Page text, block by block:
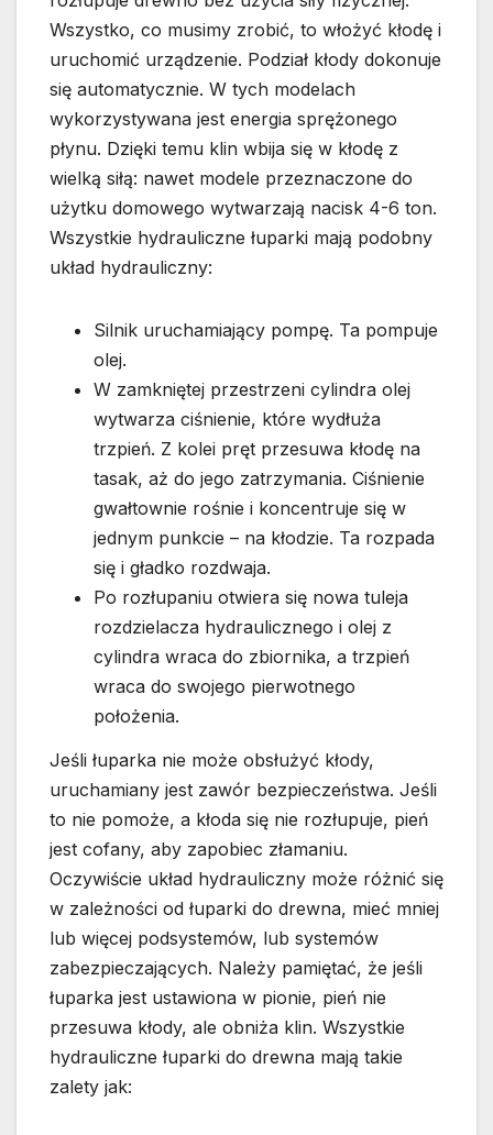
Wszystko, co musimy zrobić, to włożyć kłodę i
uruchomić urządzenie. Podział kłody dokonuje
się automatycznie. W tych modelach
wykorzystywana jest energia sprężonego
płynu. Dzięki temu klin wbija się w kłodę z
wielką siłą: nawet modele przeznaczone do
użytku domowego wytwarzają nacisk 4-6 ton.
Wszystkie hydrauliczne łuparki mają podobny
układ hydrauliczny:
Silnik uruchamiający pompę. Ta pompuje
olej.
W zamkniętej przestrzeni cylindra olej
wytwarza ciśnienie, które wydłuża
trzpień. Z kolei pręt przesuwa kłodę na
tasak, aż do jego zatrzymania. Ciśnienie
gwałtownie rośnie i koncentruje się w
jednym punkcie – na kłodzie. Ta rozpada
się i gładko rozdwaja.
Po rozłupaniu otwiera się nowa tuleja
rozdzielacza hydraulicznego i olej z
cylindra wraca do zbiornika, a trzpień
wraca do swojego pierwotnego
położenia.
Jeśli łuparka nie może obsłużyć kłody,
uruchamiany jest zawór bezpieczeństwa. Jeśli
to nie pomoże, a kłoda się nie rozłupuje, pień
jest cofany, aby zapobiec złamaniu.
Oczywiście układ hydrauliczny może różnić się
w zależności od łuparki do drewna, mieć mniej
lub więcej podsystemów, lub systemów
zabezpieczających. Należy pamiętać, że jeśli
łuparka jest ustawiona w pionie, pień nie
przesuwa kłody, ale obniża klin. Wszystkie
hydrauliczne łuparki do drewna mają takie
zalety jak: